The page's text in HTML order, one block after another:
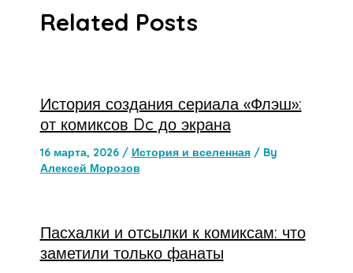
Related Posts
История создания сериала «Флэш»:
от комиксов Dc до экрана
16 марта, 2026 / История и вселенная/ By
Алексей Морозов
Пасхалки и отсылки к комиксам: что
заметили только фанаты